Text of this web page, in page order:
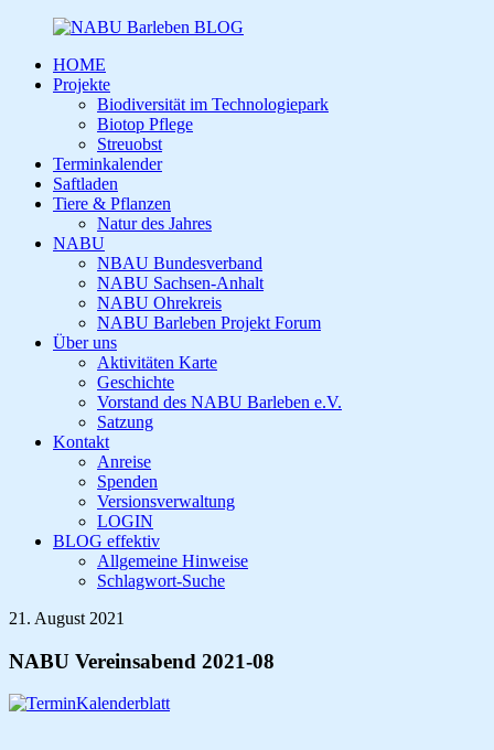
HOME
Projekte
Biodiversität im Technologiepark
Biotop Pflege
Streuobst
Terminkalender
Saftladen
Tiere & Pflanzen
Natur des Jahres
NABU
NBAU Bundesverband
NABU Sachsen-Anhalt
NABU Ohrekreis
NABU Barleben Projekt Forum
Über uns
Aktivitäten Karte
Geschichte
Vorstand des NABU Barleben e.V.
Satzung
Kontakt
Anreise
Spenden
Versionsverwaltung
LOGIN
BLOG effektiv
Allgemeine Hinweise
Schlagwort-Suche
21. August 2021
NABU Vereinsabend 2021-08